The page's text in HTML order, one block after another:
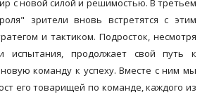
с новой силой и решимостью. В третьем
зрители вновь встретятся с этим
и тактиком. Подросток, несмотря
испытания, продолжает свой путь к
команду к успеху. Вместе с ним мы
его товарищей по команде, каждого из